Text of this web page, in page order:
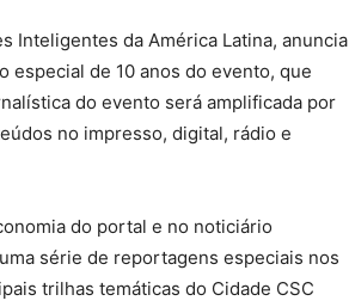
Inteligentes da América Latina, anuncia
especial de 10 anos do evento, que
do evento será amplificada por
no impresso, digital, rádio e
do portal e no noticiário
série de reportagens especiais nos
trilhas temáticas do Cidade CSC